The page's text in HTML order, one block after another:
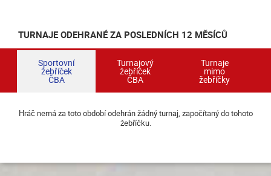
TURNAJE ODEHRANÉ ZA POSLEDNÍCH 12 MĚSÍCŮ
Sportovní
žebříček
ČBA
Turnajový
žebříček
ČBA
Turnaje
mimo
žebříčky
Hráč nemá za toto období odehrán žádný turnaj, započítaný do tohoto
žebříčku.